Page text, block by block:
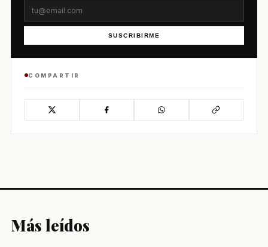
SUSCRIBIRME
COMPARTIR
Más leídos